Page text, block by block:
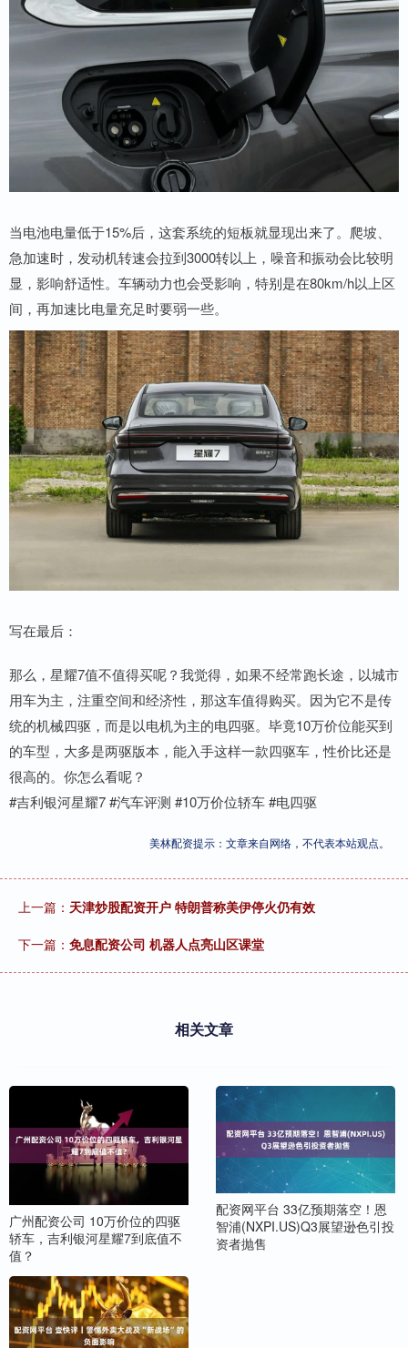
当电池电量低于15%后，这套系统的短板就显现出来了。爬坡、
急加速时，发动机转速会拉到3000转以上，噪音和振动会比较明
显，影响舒适性。车辆动力也会受影响，特别是在80km/h以上区
间，再加速比电量充足时要弱一些。
写在最后：
那么，星耀7值不值得买呢？我觉得，如果不经常跑长途，以城市
用车为主，注重空间和经济性，那这车值得购买。因为它不是传
统的机械四驱，而是以电机为主的电四驱。毕竟10万价位能买到
的车型，大多是两驱版本，能入手这样一款四驱车，性价比还是
很高的。你怎么看呢？
#吉利银河星耀7 #汽车评测 #10万价位轿车 #电四驱
美林配资提示：文章来自网络，不代表本站观点。
上一篇： 天津炒股配资开户 特朗普称美伊停火仍有效
下一篇： 免息配资公司 机器人点亮山区课堂
相关文章
广州配资公司 10万价位的四驱
轿车，吉利银河星耀7到底值不
值？
配资网平台 33亿预期落空！恩
智浦(NXPI.US)Q3展望逊色引投
资者抛售